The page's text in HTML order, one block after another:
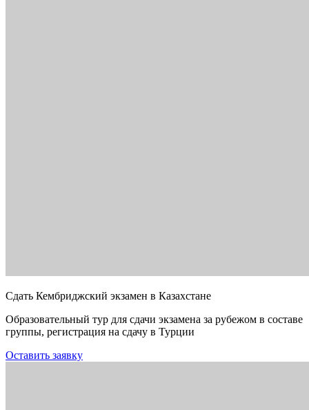
Сдать Кембриджский экзамен в Казахстане
Образовательный тур для сдачи экзамена за рубежом в составе
группы, регистрация на сдачу в Турции
Оставить заявку